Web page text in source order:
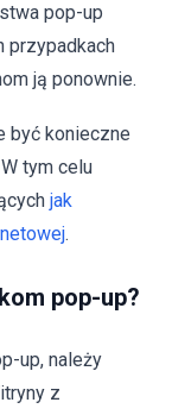
pop-up
przypadkach
ją ponownie.
być konieczne
tym celu
jak
.
pop-up?
up, należy
z